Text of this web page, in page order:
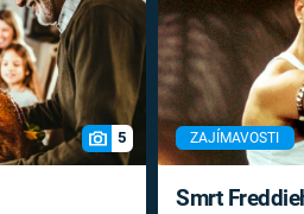
5 ZAJÍMAVOSTI
Smrt